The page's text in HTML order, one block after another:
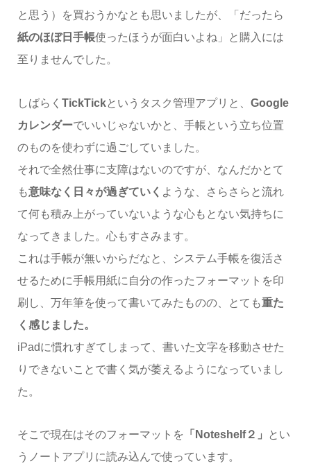
と思う）を買おうかなとも思いましたが、「だったら
紙のほぼ日手帳使ったほうが面白いよね」と購入には
至りませんでした。
しばらく TickTickというタスク管理アプリと、 Google
カレンダーでいいじゃないかと、手帳という立ち位置
のものを使わずに過ごしていました。
それで全然仕事に支障はないのですが、なんだかとて
も意味なく日々が過ぎていく ような、さらさらと流れ
て何も積み上がっていないような心もとない気持ちに
なってきました。心もすさみます。
これは手帳が無いからだなと、システム手帳を復活さ
せるために手帳用紙に自分の作ったフォーマットを印
刷し、万年筆を使って書いてみたものの、とても重た
く感じました。
iPadに慣れすぎてしまって、書いた文字を移動させた
りできないことで書く気が萎えるようになっていまし
た。
そこで現在はそのフォーマットを 「Noteshelf２」
とい
うノートアプリに読み込んで使っています。